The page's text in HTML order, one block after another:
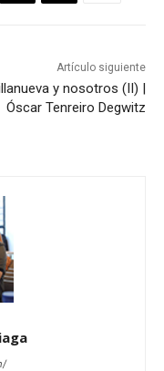
Artículo siguiente
y nosotros (II) |
Óscar Tenreiro Degwitz